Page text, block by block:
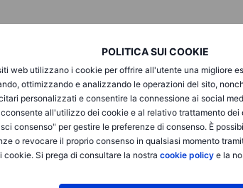
POLITICA SUI COOKIE
web utilizzano i cookie per offrire all'utente una migliore
ottimizzando e analizzando le operazioni del sito,
personalizzati e consentire la connessione ai social
all'utilizzo dei cookie e al relativo trattamento dei
consenso" per gestire le preferenze di consenso. È
o revocare il proprio consenso in qualsiasi momento
cookie. Si prega di consultare la nostra cookie policye la
Composite ha guadagnato lo 0,2% e il Dow
nuovi massimi storici. Il settore tecnologico ha
una domanda più forte di server AI e a una
Packard Enterprise è salita dell’8,1%, mentre
traino. Microsoft ha aggiunto il 5,4% grazie al
ha perso il 3,9% dopo risultati inferiori alle
ora se la spesa legata all’intelligenza artificiale
squilibri finanziari.
il DAX tedesco dello 0,1%, il CAC 40 francese è
lasciando l’Europa sostanzialmente invariata